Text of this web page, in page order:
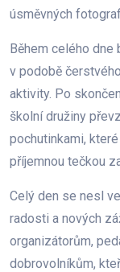
úsměvných
Během celého
v podobě
aktivity. Po
školní družiny
pochutinkami,
příjemnou tečkou
Celý den se nesl
radosti a nových
organizátorům,
dobrovolníkům,